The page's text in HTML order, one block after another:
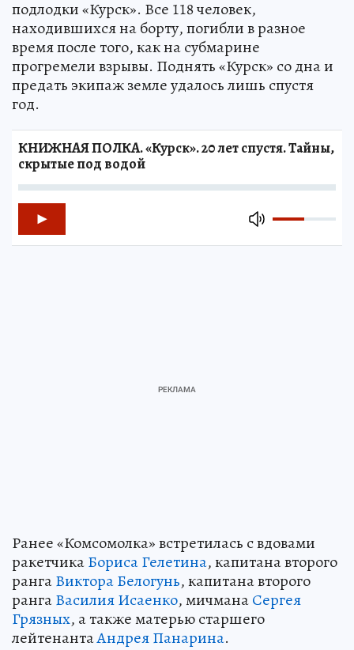
подлодки «Курск». Все 118 человек,
находившихся на борту, погибли в разное
время после того, как на субмарине
прогремели взрывы. Поднять «Курск» со дна и
предать экипаж земле удалось лишь спустя
год.
КНИЖНАЯ ПОЛКА. «Курск». 20 лет спустя. Тайны,
скрытые под водой
Ранее «Комсомолка» встретилась с вдовами
ракетчикаБориса Гелетина, капитана второго
рангаВиктора Белогунь, капитана второго
рангаВасилия Исаенко, мичманаСергея
Грязных, а также матерью старшего
лейтенантаАндрея Панарина.